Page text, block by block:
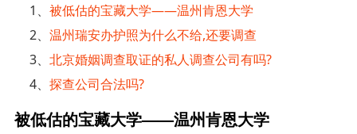
1、被低估的宝藏大学——温州肯恩大学
2、温州瑞安办护照为什么不给,还要调查
3、北京婚姻调查取证的私人调查公司有吗?
4、探查公司合法吗?
被低估的宝藏大学——温州肯恩大学